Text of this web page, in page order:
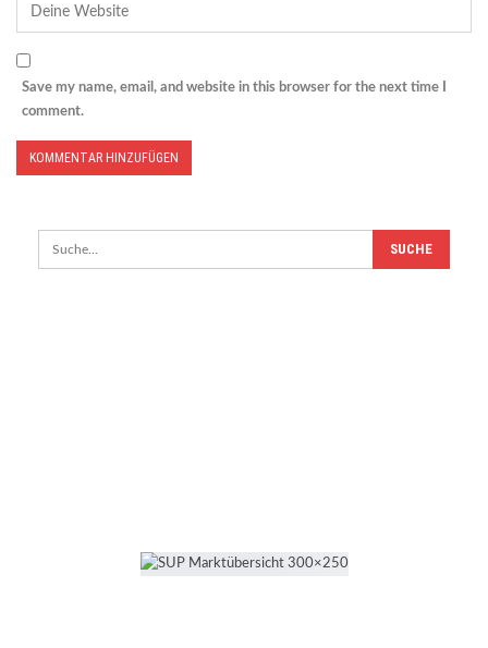
Save my name, email, and website in this browser for the next time I
comment.